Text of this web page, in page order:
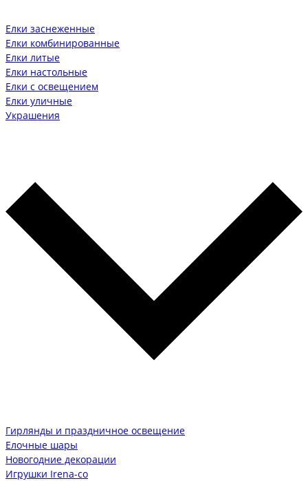
Елки заснеженные
Елки комбинированные
Елки литые
Елки настольные
Елки с освещением
Елки уличные
Украшения
Гирлянды и праздничное освещение
Елочные шары
Новогодние декорации
Игрушки Irena-co